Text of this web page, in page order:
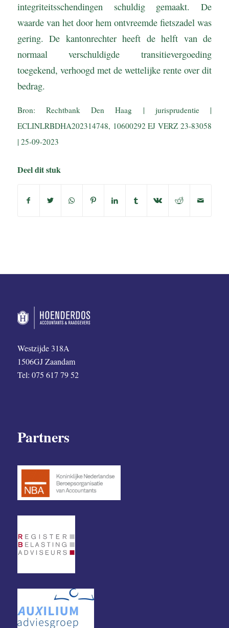
integriteitsschendingen schuldig gemaakt. De
waarde van het door hem ontvreemde fietszadel was
gering. De kantonrechter heeft de helft van de
normaal verschuldigde transitievergoeding
toegekend, verhoogd met de wettelijke rente over dit
bedrag.
Bron: Rechtbank Den Haag | jurisprudentie |
ECLINLRBDHA202314748, 10600292 EJ VERZ 23-83058
| 25-09-2023
Deel dit stuk
Westzijde 318A
1506GJ Zaandam
Tel: 075 617 79 52
Partners